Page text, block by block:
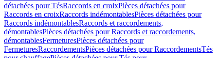
détachées pour TésRaccords en croixPièces détachées pour
Raccords en croixRaccords indémontablesPièces détachées pour
Raccords indémontablesRaccords et raccordements,
démontablesPièces détachées pour Raccords et raccordements,
démontablesFermeturesPièces détachées pour
FermeturesRaccordementsPièces détachées pour RaccordementsTés